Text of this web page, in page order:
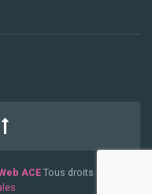
ACETous droits réservés.